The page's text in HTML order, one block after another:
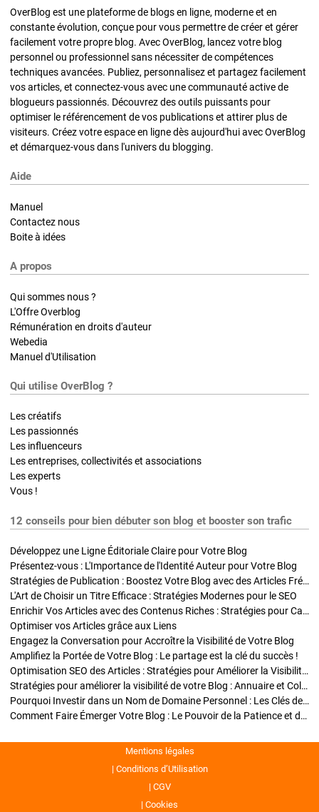
OverBlog est une plateforme de blogs en ligne, moderne et en
constante évolution, conçue pour vous permettre de créer et gérer
facilement votre propre blog. Avec OverBlog, lancez votre blog
personnel ou professionnel sans nécessiter de compétences
techniques avancées. Publiez, personnalisez et partagez facilement
vos articles, et connectez-vous avec une communauté active de
blogueurs passionnés. Découvrez des outils puissants pour
optimiser le référencement de vos publications et attirer plus de
visiteurs. Créez votre espace en ligne dès aujourd'hui avec OverBlog
et démarquez-vous dans l'univers du blogging.
Aide
Manuel
Contactez nous
Boite à idées
A propos
Qui sommes nous ?
L'Offre Overblog
Rémunération en droits d'auteur
Webedia
Manuel d'Utilisation
Qui utilise OverBlog ?
Les créatifs
Les passionnés
Les influenceurs
Les entreprises, collectivités et associations
Les experts
Vous !
12 conseils pour bien débuter son blog et booster son trafic
Développez une Ligne Éditoriale Claire pour Votre Blog
Présentez-vous : L'Importance de l'Identité Auteur pour Votre Blog
Stratégies de Publication : Boostez Votre Blog avec des Articles Fréquents et Exclusifs
L'Art de Choisir un Titre Efficace : Stratégies Modernes pour le SEO
Enrichir Vos Articles avec des Contenus Riches : Stratégies pour Captiver et Optimiser
Optimiser vos Articles grâce aux Liens
Engagez la Conversation pour Accroître la Visibilité de Votre Blog
Amplifiez la Portée de Votre Blog : Le partage est la clé du succès !
Optimisation SEO des Articles : Stratégies pour Améliorer la Visibilité de Votre Blog
Stratégies pour améliorer la visibilité de votre Blog : Annuaire et Collaborations
Pourquoi Investir dans un Nom de Domaine Personnel : Les Clés de la Réussite de Votre Blog
Comment Faire Émerger Votre Blog : Le Pouvoir de la Patience et de la Persévérance
Mentions légales
Conditions d’Utilisation
CGV
Cookies